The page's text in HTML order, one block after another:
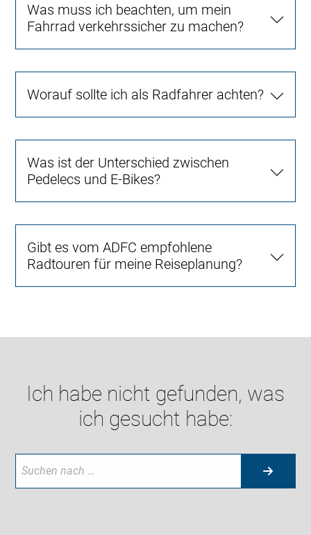
Was muss ich beachten, um mein
Fahrrad verkehrssicher zu machen?
Worauf sollte ich als Radfahrer achten?
Was ist der Unterschied zwischen
Pedelecs und E-Bikes?
Gibt es vom ADFC empfohlene
Radtouren für meine Reiseplanung?
Ich habe nicht gefunden, was
ich gesucht habe: